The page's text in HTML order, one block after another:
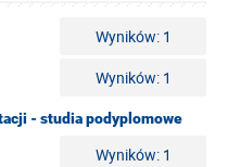
Wyników: 1
Wyników: 1
- studia podyplomowe
Wyników: 1